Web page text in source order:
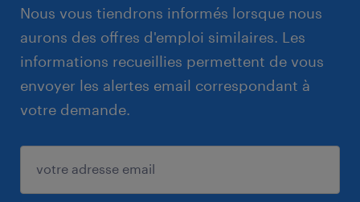
Nous vous tiendrons informés lorsque nous
aurons des offres d'emploi similaires. Les
informations recueillies permettent de vous
envoyer les alertes email correspondant à
votre demande.